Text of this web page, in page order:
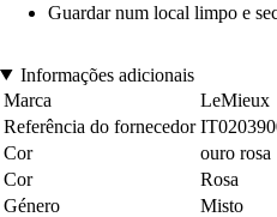
Guardar num local limpo e
Informações adicionais
Marca
LeMieux
Referência do fornecedor
Cor
ouro rosa
Cor
Rosa
Género
Misto